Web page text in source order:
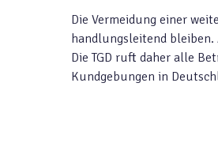
Die Vermeidung einer
handlungsleitend
Die TGD ruft daher alle
Kundgebungen in